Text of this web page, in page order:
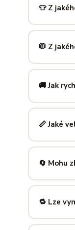
👕 Z
zachová
🧥 Z
Mikiny
prodyšná
🚚 Jak
Mimo
poštu
📏 Jaké
Nabízíme
výše —
🔄 Mohu
🔁 Lze